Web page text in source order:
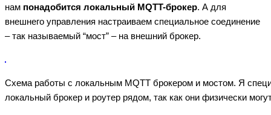
нам понадобится локальный MQTT-брокер. А для
внешнего управления настраиваем специальное соединение
– так называемый “мост” – на внешний брокер.
Схема работы с локальным MQTT брокером и мостом. Я
локальный брокер и роутер рядом, так как они физически